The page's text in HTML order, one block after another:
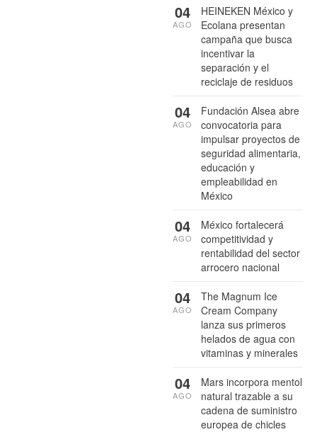
HEINEKEN México y
Ecolana presentan
campaña que busca
incentivar la
separación y el
reciclaje de residuos
04
AGO
Fundación Alsea abre
convocatoria para
impulsar proyectos de
seguridad alimentaria,
educación y
empleabilidad en
México
04
AGO
México fortalecerá
competitividad y
rentabilidad del sector
arrocero nacional
04
AGO
The Magnum Ice
Cream Company
lanza sus primeros
helados de agua con
vitaminas y minerales
04
AGO
Mars incorpora mentol
natural trazable a su
cadena de suministro
europea de chicles
04
AGO